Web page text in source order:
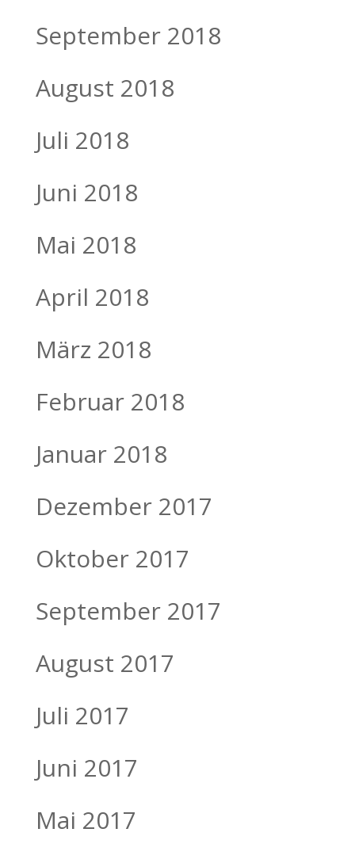
September 2018
August 2018
Juli 2018
Juni 2018
Mai 2018
April 2018
März 2018
Februar 2018
Januar 2018
Dezember 2017
Oktober 2017
September 2017
August 2017
Juli 2017
Juni 2017
Mai 2017